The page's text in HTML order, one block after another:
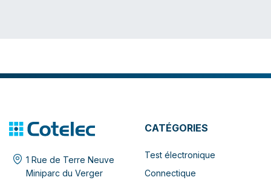
1 Rue de Terre Neuve
Miniparc du Verger
CATÉGORIES
Test électronique
Connectique